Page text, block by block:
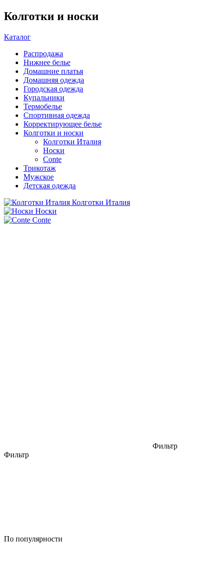
Колготки и носки
Каталог
Распродажа
Нижнее белье
Домашние платья
Домашняя одежда
Городская одежда
Купальники
Термобелье
Спортивная одежда
Корректирующее белье
Колготки и носки
Колготки Италия
Носки
Conte
Трикотаж
Мужское
Детская одежда
Колготки Италия
Носки
Conte
Фильтр
Фильтр
По популярности